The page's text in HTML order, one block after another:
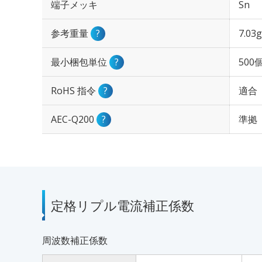
端子メッキ Sn
参考重量 ? 7.03g
最小梱包単位 ? 500
RoHS 指令 ? 適合
AEC-Q200 ? 準拠
定格リプル電流補正係数
周波数補正係数